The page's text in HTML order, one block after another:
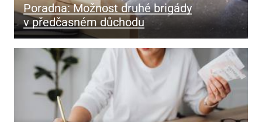
Poradna: Možnost druhé brigády
v předčasném důchodu